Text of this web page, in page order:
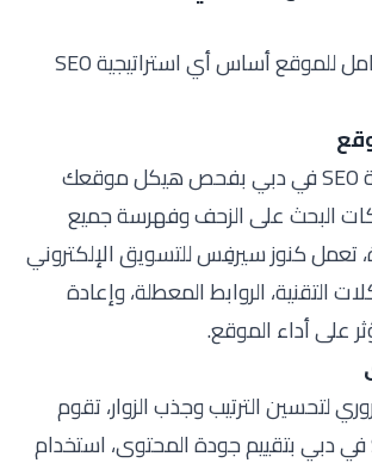
يعتبر التدقيق الشامل للموقع أساس أي استراتيجية SEO
تقوم أفضل شركة SEO في دبي بفحص هيكل موقعك
البحث على الزحف وفهرسة جميع
تعمل كنوز سيرفِس للتسويق الإلكتروني
التقنية، الروابط المعطلة، وإعادة
على أداء الموقع.
لتحسين الترتيب وجذب الزوار، تقوم
أفضل شركة SEO في دبي بتقييم جودة المحتوى، استخدام